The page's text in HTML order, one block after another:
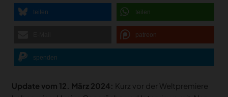
teilen teilen
patreon
spenden
Update vom 12. März 2024: Kurz vor der Weltpremiere